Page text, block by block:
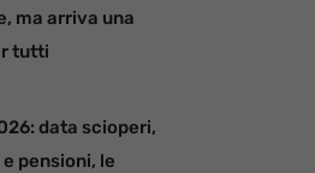
ma arriva una
tutti
data scioperi,
e pensioni, le